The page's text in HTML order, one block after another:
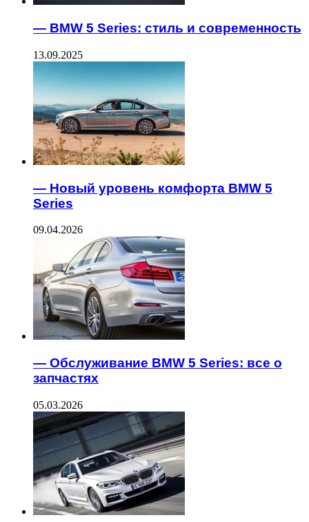
— BMW 5 Series: стиль и современность
13.09.2025
— Новый уровень комфорта BMW 5
Series
09.04.2026
— Обслуживание BMW 5 Series: все о
запчастях
05.03.2026